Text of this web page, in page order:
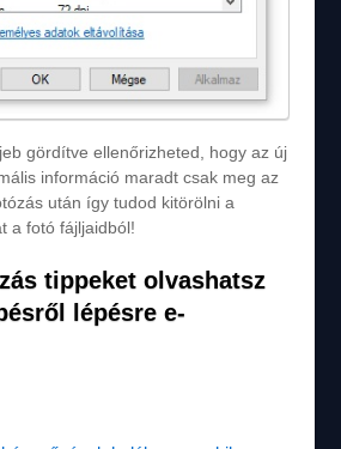
gördítve ellenőrizheted, hogy az új
információ maradt csak meg az
után így tudod kitörölni a
a fotó fájljaidból!
tippeket olvashatsz
lépésre e-